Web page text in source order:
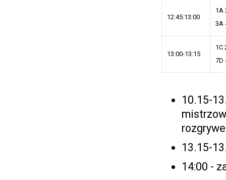
12:45:13:00
1A
3A
13:00-13:15
1C
7D
10.15-
13.15-
14:00 -